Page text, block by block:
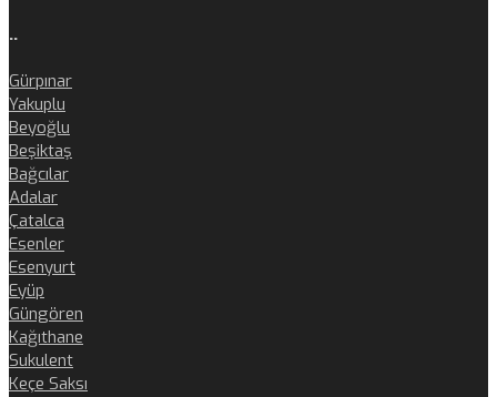
..
Gürpınar
Yakuplu
Beyoğlu
Beşiktaş
Bağcılar
Adalar
Çatalca
Esenler
Esenyurt
Eyüp
Güngören
Kağıthane
Sukulent
Keçe Saksı